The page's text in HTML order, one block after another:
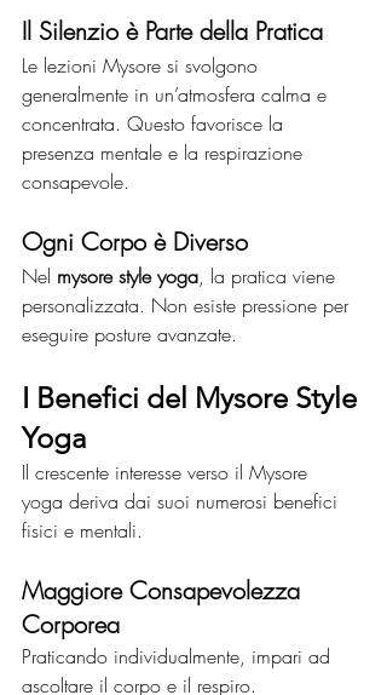
Il Silenzio è Parte della Pratica
Le lezioni Mysore si svolgono
generalmente in un’atmosfera calma e
concentrata. Questo favorisce la
presenza mentale e la respirazione
consapevole.
Ogni Corpo è Diverso
Nel mysore style yoga, la pratica viene
personalizzata. Non esiste pressione per
eseguire posture avanzate.
I Benefici del Mysore Style
Yoga
Il crescente interesse verso il Mysore
yoga deriva dai suoi numerosi benefici
fisici e mentali.
Maggiore Consapevolezza
Corporea
Praticando individualmente, impari ad
ascoltare il corpo e il respiro.